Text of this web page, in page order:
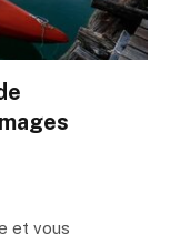
et vous